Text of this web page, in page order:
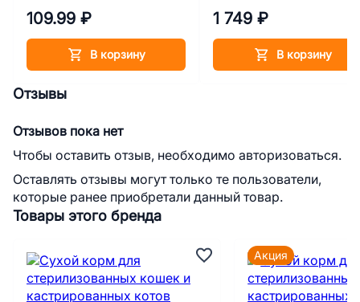
109.99 ₽
В корзину
1 749 ₽
В корзину
Товары этого бренда
Акция
Отзывы
Отзывов пока нет
Чтобы оставить отзыв, необходимо авторизоваться.
Оставлять отзывы могут только те пользователи,
которые ранее приобретали данный товар.